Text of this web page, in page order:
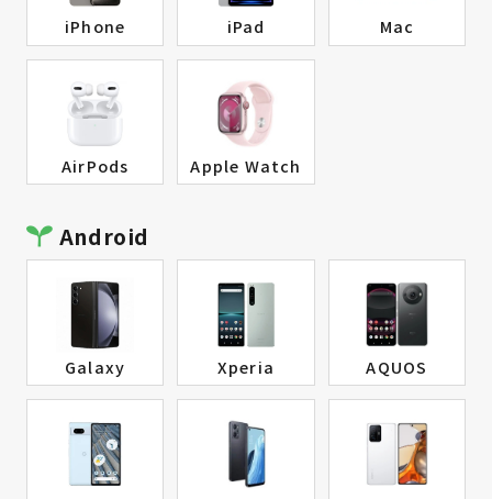
iPhone iPad Mac
AirPods Apple Watch
Android
Galaxy Xperia AQUOS